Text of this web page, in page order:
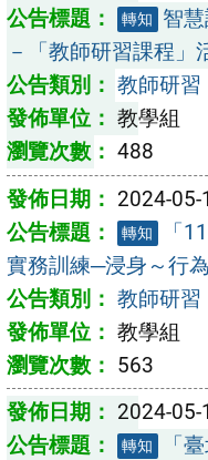
轉知
智
－「教師研習課程」
教師研習
教學組
488
2024-05-
轉知
「
實務訓練─浸身～行
教師研習
教學組
563
2024-05-
轉知
「